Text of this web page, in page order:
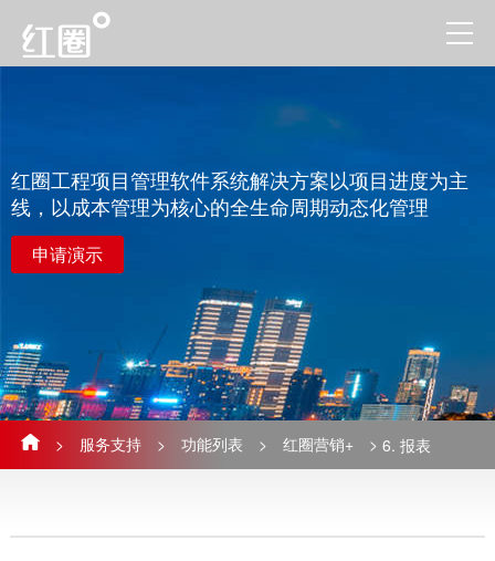
红圈工程项目管理软件系统解决方案以项目进度为主
线，以成本管理为核心的全生命周期动态化管理
申请演示
> 服务支持 > 功能列表 > 红圈营销+ > 6. 报表